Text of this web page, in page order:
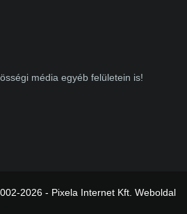
média egyéb felületein is!
2026 - Pixela Internet Kft. Weboldal